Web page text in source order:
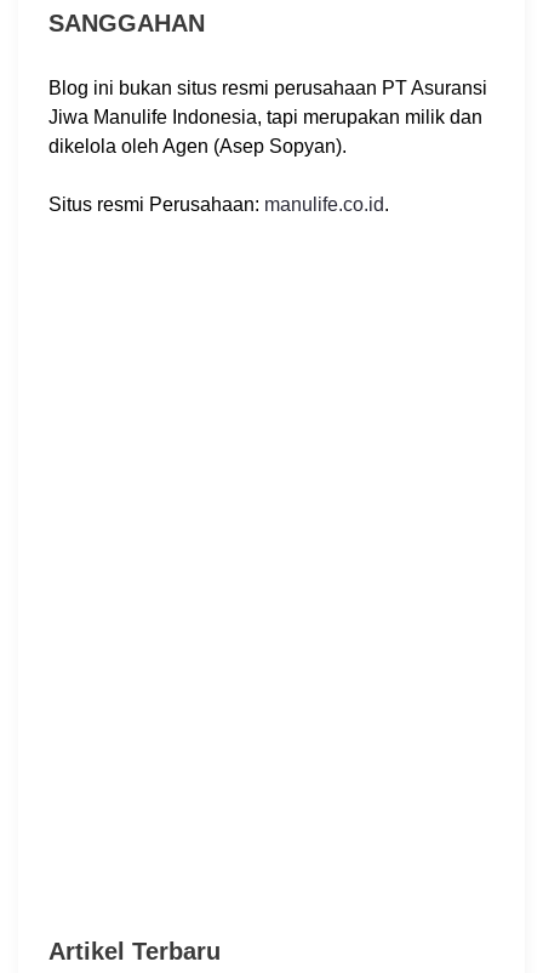
SANGGAHAN
Blog ini bukan situs resmi perusahaan PT Asuransi
Jiwa Manulife Indonesia, tapi merupakan milik dan
dikelola oleh Agen (Asep Sopyan).
Situs resmi Perusahaan: manulife.co.id.
Artikel Terbaru